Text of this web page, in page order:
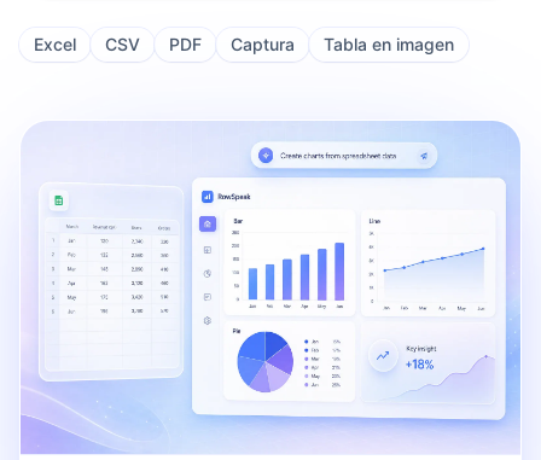
Excel CSV PDF Captura Tabla en imagen